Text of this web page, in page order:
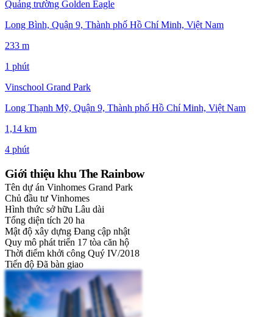
Quảng trường Golden Eagle
Long Bình, Quận 9, Thành phố Hồ Chí Minh, Việt Nam
233 m
1 phút
Vinschool Grand Park
Long Thạnh Mỹ, Quận 9, Thành phố Hồ Chí Minh, Việt Nam
1,14 km
4 phút
Giới thiệu khu The Rainbow
Tên dự án Vinhomes Grand Park
Chủ đầu tư Vinhomes
Hình thức sở hữu Lâu dài
Tổng diện tích 20 ha
Mật độ xây dựng Đang cập nhật
Quy mô phát triển 17 tòa căn hộ
Thời điểm khởi công Quý IV/2018
Tiến độ Đã bàn giao